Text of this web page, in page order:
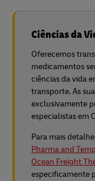
Ciências da
Oferecemos
medicamentos
ciências da vida
transporte. As
exclusivamente
especialistas em
Para mais
Pharma and
Ocean Freight
especificamente